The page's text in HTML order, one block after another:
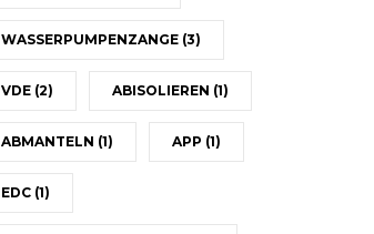
WASSERPUMPENZANGE (3)
VDE (2) ABISOLIEREN (1)
ABMANTELN (1) APP (1)
EDC (1)